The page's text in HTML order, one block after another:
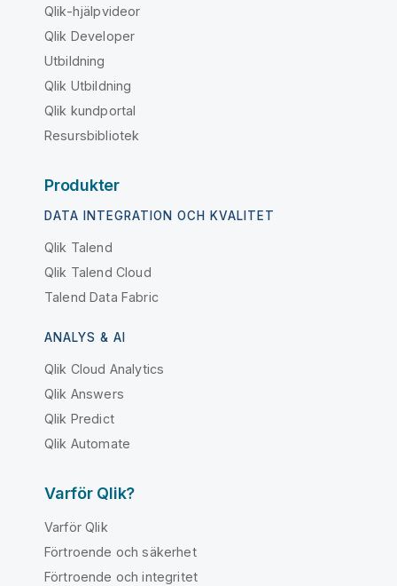
Qlik-hjälpvideor
Qlik Developer
Utbildning
Qlik Utbildning
Qlik kundportal
Resursbibliotek
Produkter
DATA INTEGRATION OCH KVALITET
Qlik Talend
Qlik Talend Cloud
Talend Data Fabric
ANALYS & AI
Qlik Cloud Analytics
Qlik Answers
Qlik Predict
Qlik Automate
Varför Qlik?
Varför Qlik
Förtroende och säkerhet
Förtroende och integritet